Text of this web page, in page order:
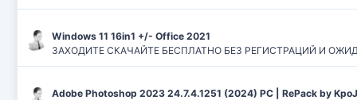
Windows 11 16in1 +/- Office 2021
ЗАХОДИТЕ СКАЧАЙТЕ БЕСПЛАТНО БЕЗ РЕГИСТРАЦИЙ И
Adobe Photoshop 2023 24.7.4.1251 (2024) PC | RePack by